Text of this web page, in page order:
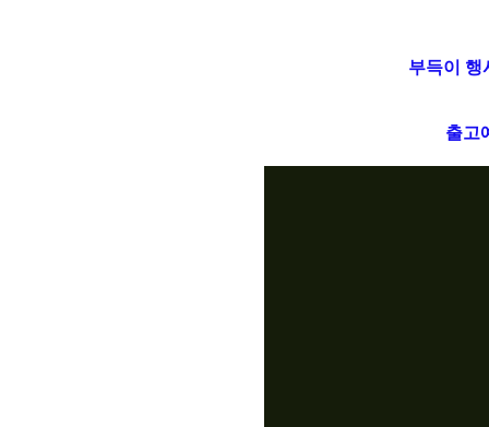
부득이 행
출고